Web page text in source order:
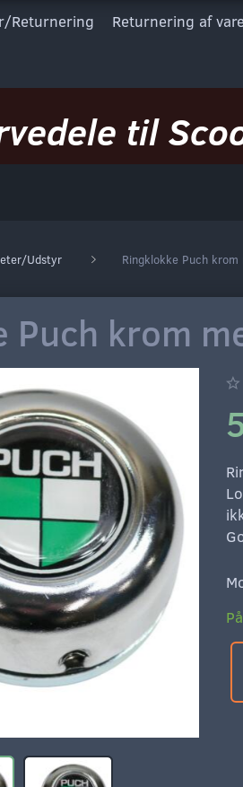
Returnering Returnering af
til
Udstyr Ringklokke Puch krom
Puch krom